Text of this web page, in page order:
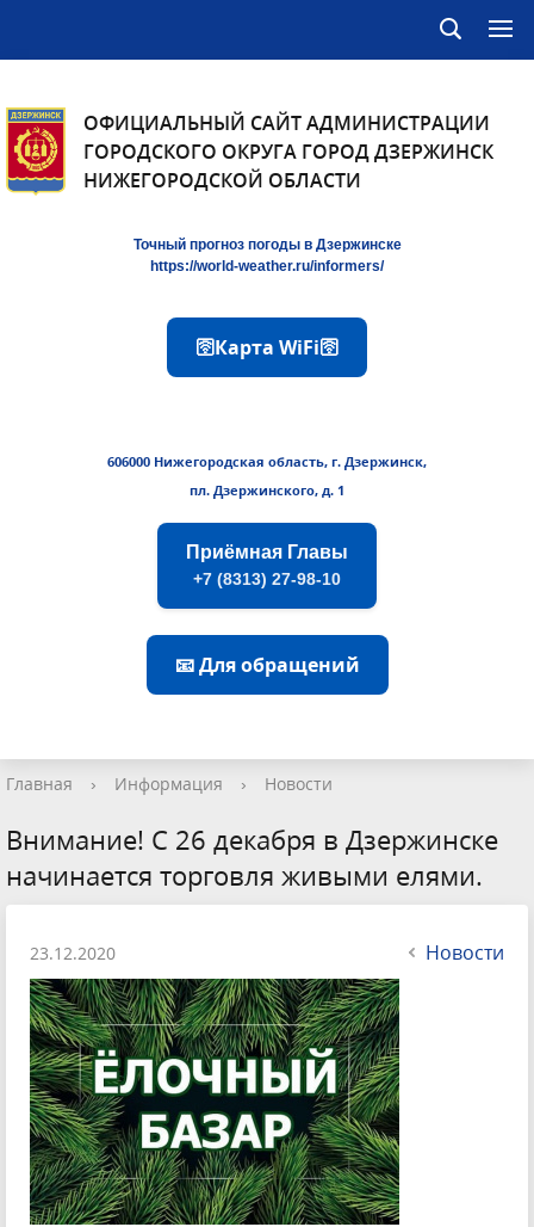
ОФИЦИАЛЬНЫЙ САЙТ АДМИНИСТРАЦИИ
ГОРОДСКОГО ОКРУГА ГОРОД ДЗЕРЖИНСК
НИЖЕГОРОДСКОЙ ОБЛАСТИ
Точный прогноз погоды в Дзержинске
https://world-weather.ru/informers/
🛜Карта WiFi🛜
606000 Нижегородская область, г. Дзержинск,
пл. Дзержинского, д. 1
Приёмная Главы
+7 (8313) 27-98-10
📧 Для обращений
Главная › Информация › Новости
Внимание! С 26 декабря в Дзержинске
начинается торговля живыми елями.
23.12.2020 Новости